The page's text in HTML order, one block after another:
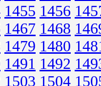
1455 1456
1467 1468
1479 1480
1491 1492
1503 1504